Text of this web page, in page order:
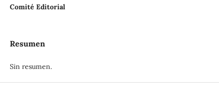
Comité Editorial
Resumen
Sin resumen.